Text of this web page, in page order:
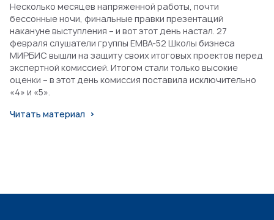
Несколько месяцев напряженной работы, почти
бессонные ночи, финальные правки презентаций
накануне выступления – и вот этот день настал. 27
февраля слушатели группы EMBA-52 Школы бизнеса
МИРБИС вышли на защиту своих итоговых проектов перед
экспертной комиссией. Итогом стали только высокие
оценки – в этот день комиссия поставила исключительно
«4» и «5».
Читать материал